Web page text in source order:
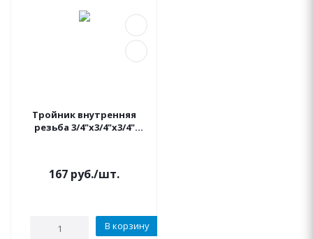
Тройник внутренняя
резьба 3/4"x3/4"x3/4"
167 руб./шт.
В корзину